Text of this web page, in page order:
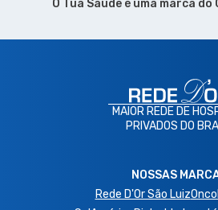
O Tua Saúde é uma marca do
MAIOR REDE DE
PRIVADOS DO
NOSSAS
Rede D'Or São Luiz